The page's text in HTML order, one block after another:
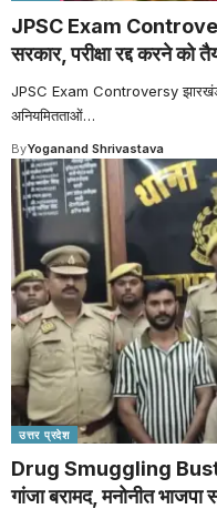
JPSC Exam
सरकार, परीक्षा रद्द करने
JPSC Exam Controversy
अनियमितताओं…
ByYoganand Shrivastava
उत्तर प्रदेश
Drug Smuggling
गांजा बरामद, मनोनीत भाजपा